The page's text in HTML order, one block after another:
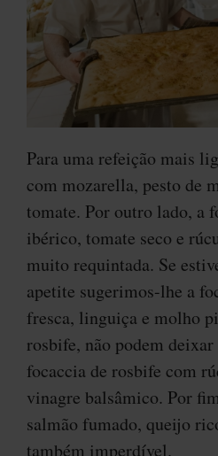
Para uma refeição mais
com mozarella, pesto de
tomate. Por outro lado, a
ibérico, tomate seco e
muito requintada. Se
apetite sugerimos-lhe a
fresca, linguiça e molho
rosbife, não podem
focaccia de rosbife com
vinagre balsâmico. Por
salmão fumado, queijo
também imperdível.